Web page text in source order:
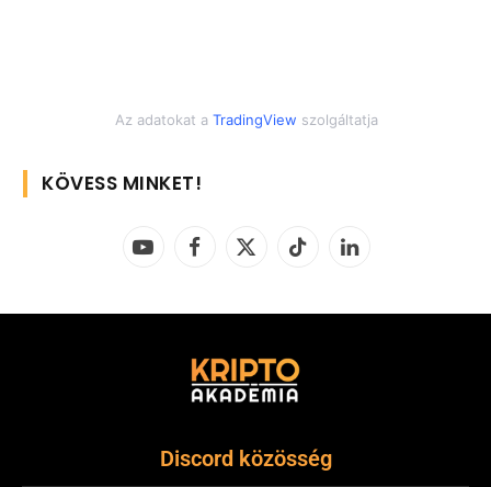
Az adatokat a TradingView szolgáltatja
KÖVESS MINKET!
YouTubeFacebook
X
TikTok LinkedIn
Discord közösség